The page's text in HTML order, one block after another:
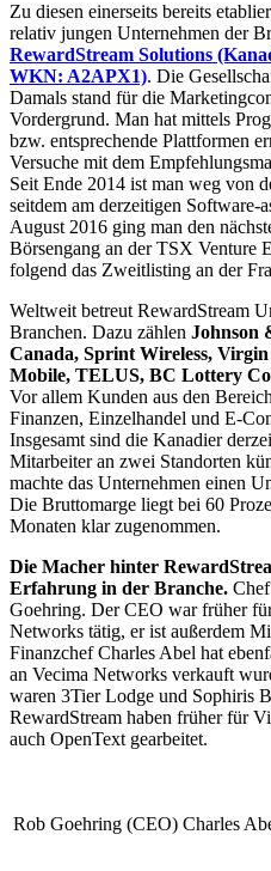
Zu diesen einerseits bereits
relativ jungen Unternehmen der
RewardStream Solutions
WKN: A2APX1). Die
Damals stand für die
Vordergrund. Man hat mittels
bzw. entsprechende Plattformen
Versuche mit dem
Seit Ende 2014 ist man weg von
seitdem am derzeitigen Software-
August 2016 ging man den
Börsengang an der TSX Venture
folgend das Zweitlisting an der
Weltweit betreut RewardStream
Branchen. Dazu zählen Johnson
Canada, Sprint Wireless,
Mobile, TELUS, BC Lottery
Vor allem Kunden aus den
Finanzen, Einzelhandel und E-
Insgesamt sind die Kanadier
Mitarbeiter an zwei Standorten
machte das Unternehmen einen
Die Bruttomarge liegt bei 60
Monaten klar zugenommen.
Die Macher hinter
Erfahrung in der Branche.
Goehring. Der CEO war früher
Networks tätig, er ist außerdem
Finanzchef Charles Abel hat
an Vecima Networks verkauft
waren 3Tier Lodge und Sophiris
RewardStream haben früher für
auch OpenText gearbeitet.
Rob Goehring (CEO) Charles